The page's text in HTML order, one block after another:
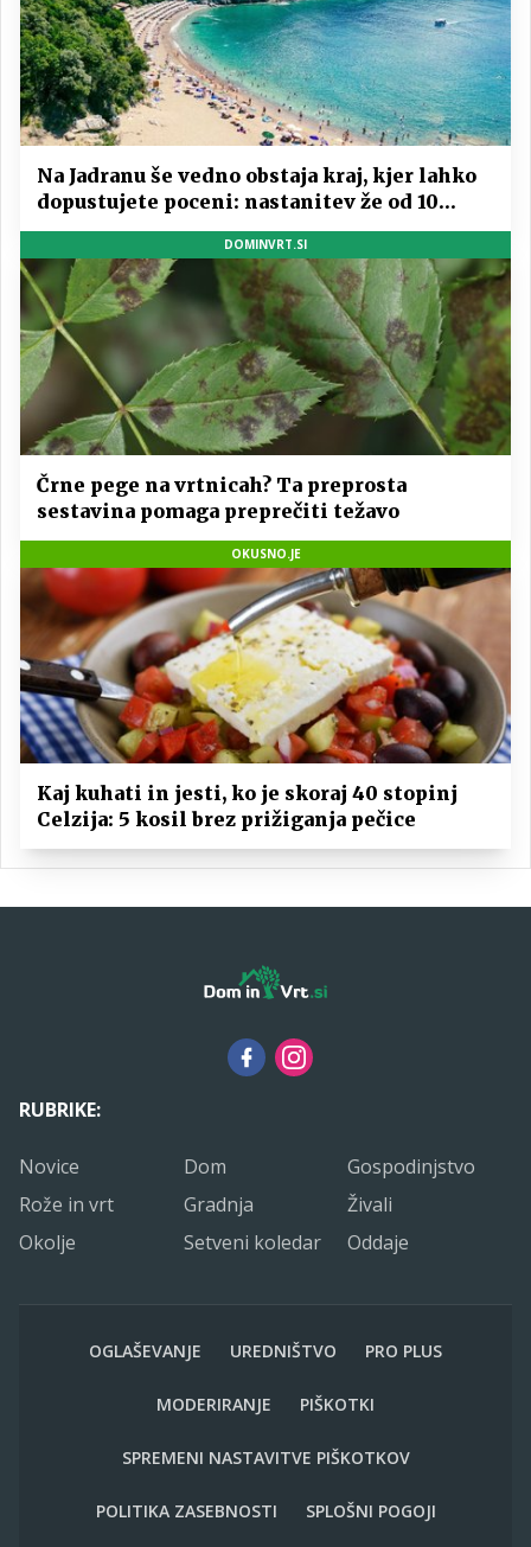
Na Jadranu še vedno obstaja kraj, kjer lahko
dopustujete poceni: nastanitev že od 10
evrov, kosilo za pet evrov
DOMINVRT.SI
Črne pege na vrtnicah? Ta preprosta
sestavina pomaga preprečiti težavo
OKUSNO.JE
Kaj kuhati in jesti, ko je skoraj 40 stopinj
Celzija: 5 kosil brez prižiganja pečice
RUBRIKE:
Novice Dom
Gospodinjstvo
Rože in vrt
Gradnja
Živali
Okolje
Setveni koledar Oddaje
OGLAŠEVANJE UREDNIŠTVO PRO PLUS
MODERIRANJE PIŠKOTKI
SPREMENI NASTAVITVE PIŠKOTKOV
POLITIKA ZASEBNOSTI SPLOŠNI POGOJI